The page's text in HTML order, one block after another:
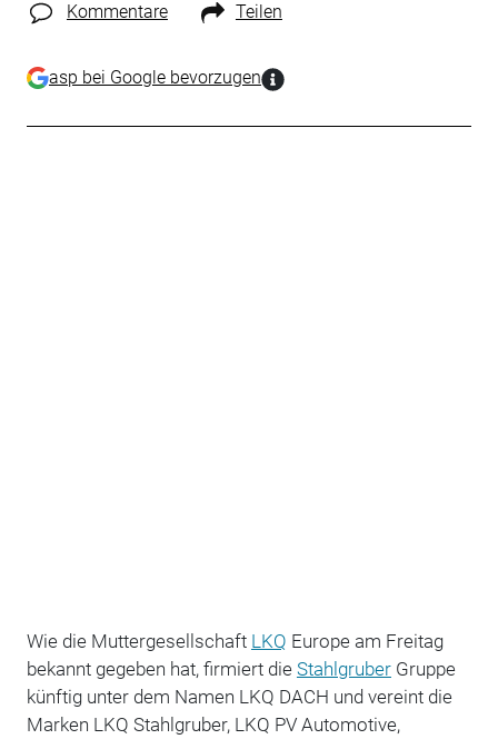
Kommentare Teilen
asp bei Google bevorzugen
Wie die Muttergesellschaft LKQ Europe am Freitag
bekannt gegeben hat, firmiert die StahlgruberGruppe
künftig unter dem Namen LKQ DACH und vereint die
Marken LKQ Stahlgruber, LKQ PV Automotive,